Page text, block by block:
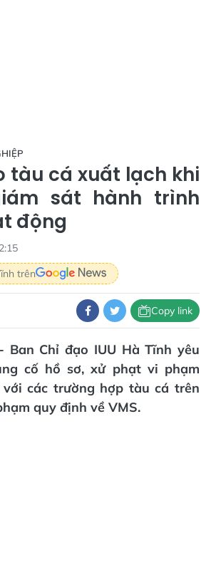
tàu cá xuất lạch khi
sát hành trình
động
trên
Copy link
Ban Chỉ đạo IUU Hà Tĩnh yêu
cố hồ sơ, xử phạt vi phạm
các trường hợp tàu cá trên
quy định về VMS.